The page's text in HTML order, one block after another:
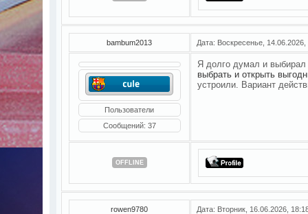
bambum2013 Дата: Воскресенье,
Пользователи
Сообщений: 37
Я долго думал и выбирал
выбрать и открыть
устроили. Вариант
OFFLINE
rowen9780 Дата: Вторник, 16.06.2026,